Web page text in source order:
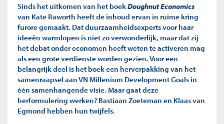
Sinds het uitkomen van het boek Doughnut Economics
van Kate Raworth heeft de inhoud ervan in ruime kring
furore gemaakt. Dat duurzaamheidsexperts voor haar
ideeën warmlopen is niet zo verwonderlijk, maar dat zij
het debat onder economen heeft weten te activeren mag
als een grote verdienste worden gezien. Voor een
belangrijk deel is het boek een herverpakking van het
samenraapsel aan VN Millenium Development Goals in
één samenhangende visie. Maar gaat deze
herformulering werken? Bastiaan Zoeteman en Klaas van
Egmond hebben hun twijfels.